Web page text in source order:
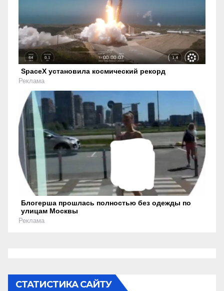
SpaceX установила космический рекорд
Реклама
Блогерша прошлась полностью без одежды по
улицам Москвы
Реклама
СТАТИСТИКА САЙТУ